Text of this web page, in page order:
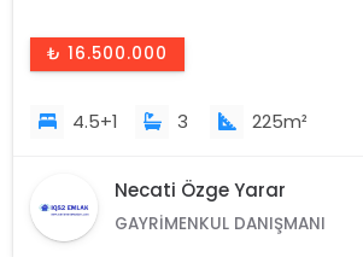
₺ 16.500.000
4.5+1 3 225m²
Necati Özge Yarar
GAYRIMENKUL DANIŞMANI